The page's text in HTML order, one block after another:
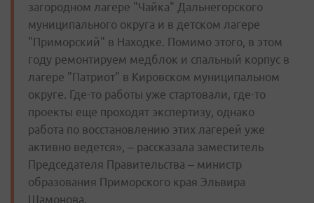
загородном лагере "Чайка" Дальнегорского
муниципального округа и в детском лагере
"Приморский" в Находке. Помимо этого, в этом
году ремонтируем медблок и спальный корпус в
лагере "Патриот" в Кировском муниципальном
округе. Где-то работы уже стартовали, где-то
проекты еще проходят экспертизу, однако
работа по восстановлению этих лагерей уже
активно ведется», – рассказала заместитель
Председателя Правительства – министр
образования Приморского края Эльвира
Шамонова.